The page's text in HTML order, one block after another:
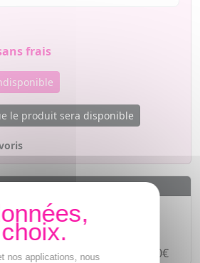
frais
le produit sera disponible
ligneSÉCURISÉ
4 fois sans fraisà partir de 30€
nos applications, nous